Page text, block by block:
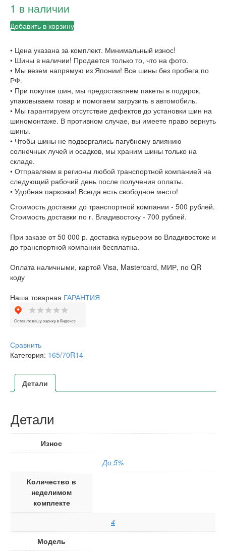
1 в наличии
Добавить в корзину
• Цена указана за комплект. Минимальный износ!
• Шины в наличии! Продается только то, что на фото.
• Мы везем напрямую из Японии! Все шины без пробега по
РФ.
• При покупке шин, мы предоставляем пакеты в подарок,
упаковываем товар и помогаем загрузить в автомобиль.
• Мы гарантируем отсутствие дефектов до установки шин на
шиномонтаже. В противном случае, вы имеете право вернуть
шины.
• Чтобы шины не подвергались пагубному влиянию
солнечных лучей и осадков, мы храним шины только на
складе.
• Отправляем в регионы любой транспортной компанией на
следующий рабочий день после получения оплаты.
• Удобная парковка! Всегда есть свободное место!
Стоимость доставки до транспортной компании - 500 рублей.
Стоимость доставки по г. Владивостоку - 700 рублей.
При заказе от 50 000 р. доставка курьером во Владивостоке и
до транспортной компании бесплатна.
Оплата наличными, картой Visa, Mastercard, МИР, по QR
коду
Наша товарная ГАРАНТИЯ
Сравнить
Категория: 165/70R14
Детали
Детали
Износ
До 5%
Количество в
неделимом
комплекте
4
Модель